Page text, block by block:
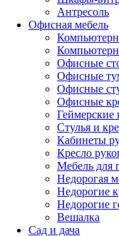
Антресоль
Офисная мебель
Офисные
Офисные
Офисные
Офисные
Геймерские
Стулья и
Кабинеты
Кресло
Мебель для
Недорогая
Недорогие
Недорогие
Вешалка
Сад и дача